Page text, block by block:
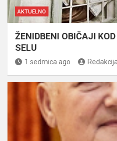
AKTUELNO
ŽENIDBENI OBIČAJI
SELU
1 sedmica ago Redakcija